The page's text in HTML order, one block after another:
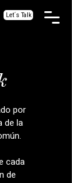
Let´s Talk
por
de la
cada
de